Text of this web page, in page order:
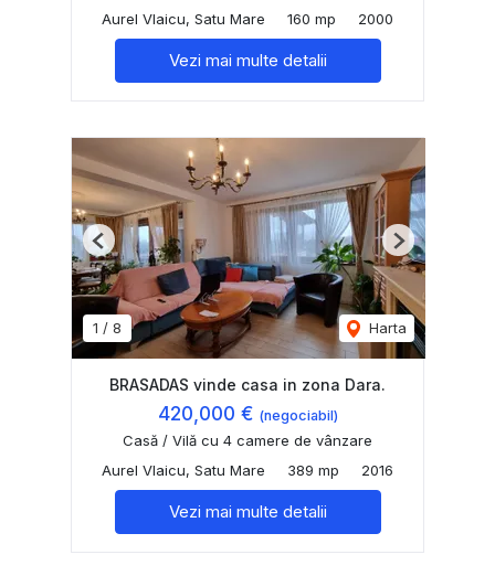
Aurel Vlaicu, Satu Mare
160 mp 2000
Vezi mai multe detalii
1 / 8 Harta
Previous Next
BRASADAS vinde casa in zona Dara.
420,000 € (negociabil)
Casă / Vilă cu 4 camere de vânzare
Aurel Vlaicu, Satu Mare
389 mp 2016
Vezi mai multe detalii